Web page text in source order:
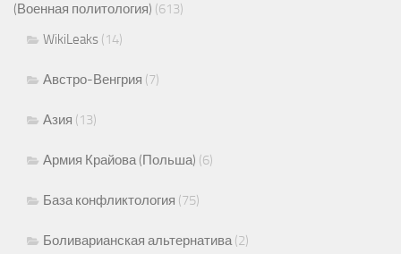
(Военная политология) (613)
WikiLeaks (14)
Австро-Венгрия (7)
Азия (13)
Армия Крайова (Польша) (6)
База конфликтология (75)
Боливарианская альтернатива(2)